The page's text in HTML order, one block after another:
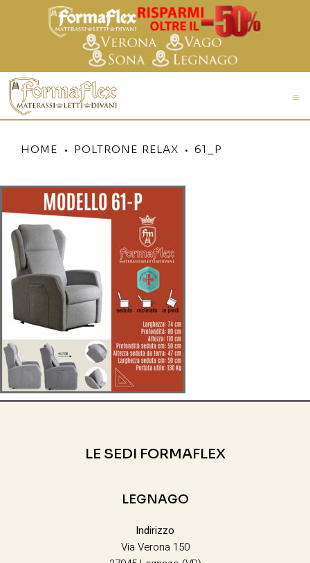
HOME POLTRONE RELAX 61_P
LE SEDI FORMAFLEX
LEGNAGO
Indirizzo
Via Verona 150